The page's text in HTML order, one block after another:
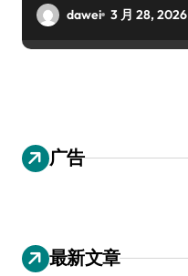
dawei 3 月 28, 2026
广告
最新文章